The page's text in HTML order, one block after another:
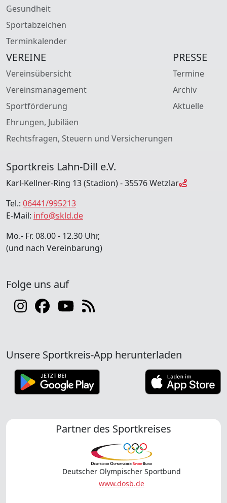
Gesundheit
Sportabzeichen
Terminkalender
VEREINE
Vereinsübersicht
Vereinsmanagement
Sportförderung
Ehrungen, Jubiläen
Rechtsfragen, Steuern und Versicherungen
PRESSE
Termine
Archiv
Aktuelle
Sportkreis Lahn-Dill e.V.
Karl-Kellner-Ring 13 (Stadion) - 35576 Wetzlar
Tel.: 06441/995213
E-Mail: info@skld.de
Mo.- Fr. 08.00 - 12.30 Uhr,
(und nach Vereinbarung)
Folge uns auf
Unsere Sportkreis-App herunterladen
Partner des Sportkreises
Deutscher Olympischer Sportbund
www.dosb.de